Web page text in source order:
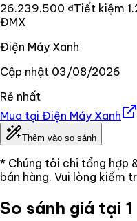
26.239.500 ₫Tiết kiệm
ĐMX
Điện Máy Xanh
Cập nhật 03/08/2026
Rẻ nhất
Mua tại Điện Máy Xanh
Thêm vào so sánh
* Chúng tôi chỉ tổng hợp
bán hàng. Vui lòng kiểm
So sánh giá tại